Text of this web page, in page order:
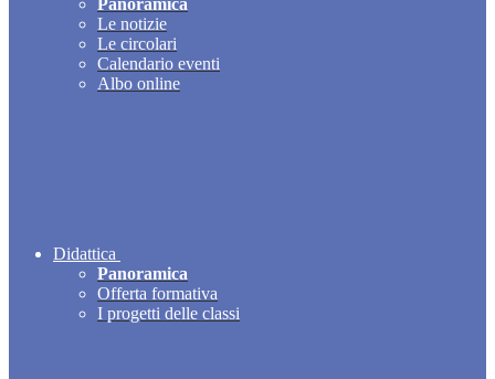
Panoramica
Le notizie
Le circolari
Calendario eventi
Albo online
Didattica
Panoramica
Offerta formativa
I progetti delle classi